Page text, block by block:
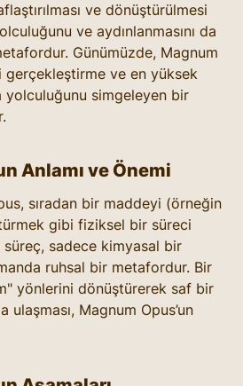
ve dönüştürülmesi
ve aydınlanmasını da
Günümüzde, Magnum
gerçekleştirme ve en yüksek
yolculuğunu simgeleyen bir
Anlamı ve Önemi
sıradan bir maddeyi (örneğin
gibi fiziksel bir süreci
sadece kimyasal bir
ruhsal bir metafordur. Bir
yönlerini dönüştürerek saf bir
Magnum Opus’un